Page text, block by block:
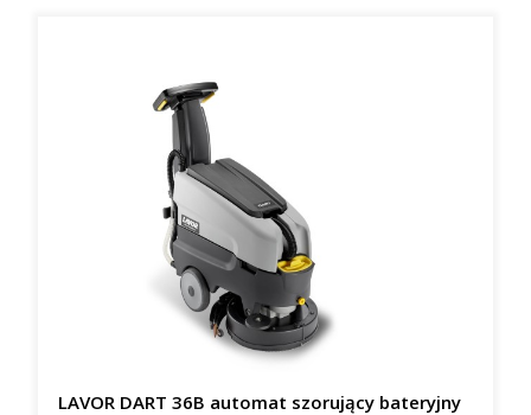
LAVOR DART 36B automat szorujący bateryjny